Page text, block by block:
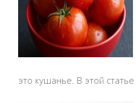
это кушанье. В этой